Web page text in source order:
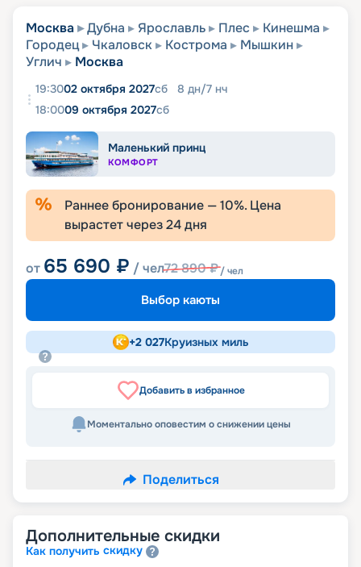
Москва Дубна Ярославль Плес
Кинешма
Городец
Чкаловск Кострома
Мышкин
Углич
Москва
19:3002 октября 2027сб 8 дн/7 нч
18:0009 октября 2027сб
Маленький принц
КОМФОРТ
Раннее бронирование —10%. Цена
вырастет через24дня
от 65 690 ₽ / чел72 890₽/ чел
Выбор каюты
+2 027Круизных миль
Добавить в избранное
Моментально оповестим о снижении цены
Поделиться
Дополнительные скидки
Как получить скидку